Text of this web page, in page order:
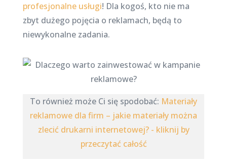
profesjonalne usługi! Dla kogoś, kto nie ma
zbyt dużego pojęcia o reklamach, będą to
niewykonalne zadania.
To również może Ci się spodobać: Materiały
reklamowe dla firm – jakie materiały można
zlecić drukarni internetowej? - kliknij by
przeczytać całość